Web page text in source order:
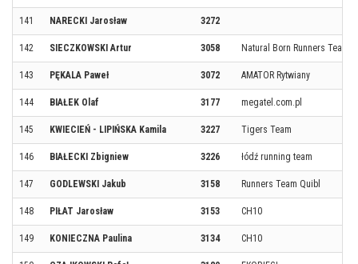
141 NARECKI Jarosław 3272
142 SIECZKOWSKI Artur 3058 Natural Born Runners Team
143 PĘKALA Paweł 3072 AMATOR Rytwiany
144 BIAŁEK Olaf 3177 megatel.com.pl
145 KWIECIEŃ - LIPIŃSKA Kamila 3227 Tigers Team
146 BIAŁECKI Zbigniew 3226 łódź running team
147 GODLEWSKI Jakub 3158 Runners Team Quibl
148 PIŁAT Jarosław 3153 CH10
149 KONIECZNA Paulina 3134 CH10